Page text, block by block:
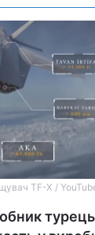
TF-X /